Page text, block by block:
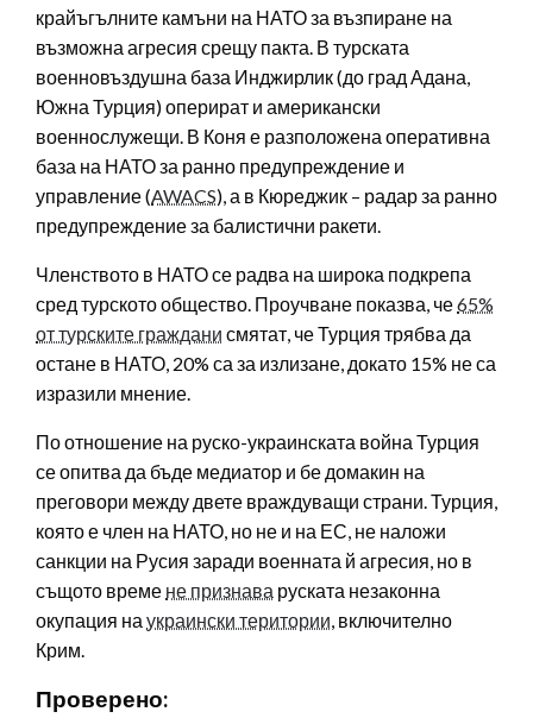
крайъгълните камъни на НАТО за възпиране на
възможна агресия срещу пакта. В турската
военновъздушна база Инджирлик (до град Адана,
Южна Турция) оперират и американски
военнослужещи. В Коня е разположена оперативна
база на НАТО за ранно предупреждение и
управление (AWACS), а в Кюреджик – радар за ранно
предупреждение за балистични ракети.
Членството в НАТО се радва на широка подкрепа
сред турското общество. Проучване показва, че65%
от турските граждани смятат, че Турция трябва да
остане в НАТО, 20% са за излизане, докато 15% не са
изразили мнение.
По отношение на руско-украинската война Турция
се опитва да бъде медиатор и бе домакин на
преговори между двете враждуващи страни. Турция,
която е член на НАТО, но не и на ЕС, не наложи
санкции на Русия заради военната й агресия, но в
същото време не признава руската незаконна
окупация на украински територии , включително
Крим.
Проверено: